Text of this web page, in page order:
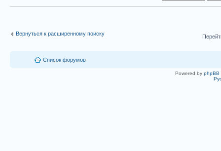
Вернуться к расширенному поиску
Список форумов
Powered by phpBB